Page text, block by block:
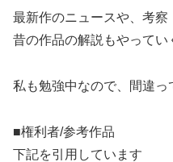
最新作のニュースや、考察
昔の作品の解説もやってい
私も勉強中なので、間違っ
■権利者/参考作品
下記を引用しています